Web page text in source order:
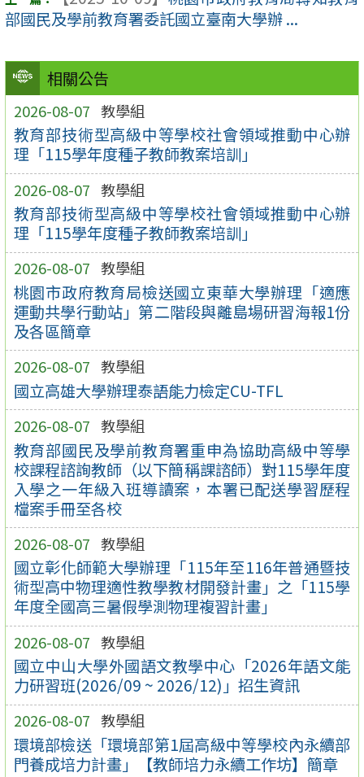
相關公告
2026-08-07 教學組
教育部技術型高級中等學校社會領域推動中心辦
理「115學年度種子教師教案培訓」
2026-08-07 教學組
教育部技術型高級中等學校社會領域推動中心辦
理「115學年度種子教師教案培訓」
2026-08-07 教學組
桃園市政府教育局檢送國立東華大學辦理「適應
運動共學行動站」第二階段與離島場研習海報1份
及各區簡章
2026-08-07 教學組
國立高雄大學辦理泰語能力檢定CU-TFL
2026-08-07 教學組
教育部國民及學前教育署重申為協助高級中等學
校課程諮詢教師（以下簡稱課諮師）對115學年度
入學之一年級入班導讀案，本署已配送學習歷程
檔案手冊至各校
2026-08-07 教學組
國立彰化師範大學辦理「115年至116年普通暨技
術型高中物理適性教學教材開發計畫」之「115學
年度全國高三暑假學測物理複習計畫」
2026-08-07 教學組
國立中山大學外國語文教學中心「2026年語文能
力研習班(2026/09 ~ 2026/12)」招生資訊
2026-08-07 教學組
環境部檢送「環境部第1屆高級中等學校內永續部
門養成培力計畫」【教師培力永續工作坊】簡章
部國民及學前教育署委託國立臺南大學辦 ...